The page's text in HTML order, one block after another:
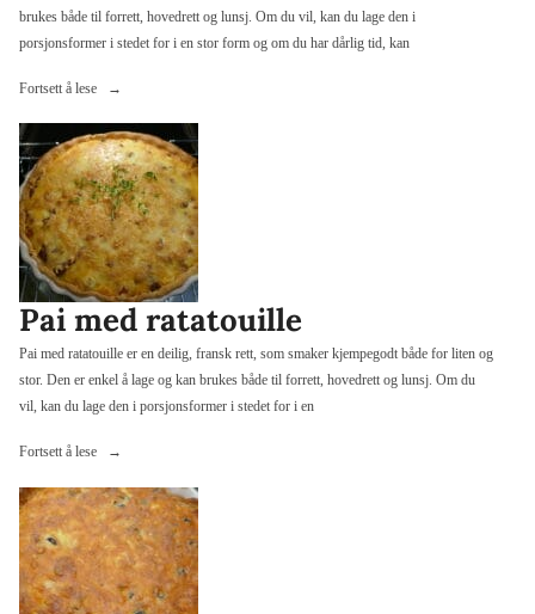
brukes både til forrett, hovedrett og lunsj. Om du vil, kan du lage den i
porsjonsformer i stedet for i en stor form og om du har dårlig tid, kan
Fortsett å lese
«Pai
middelhavssmak»
Pai med ratatouille
Pai med ratatouille er en deilig, fransk rett, som smaker kjempegodt både for liten og
stor. Den er enkel å lage og kan brukes både til forrett, hovedrett og lunsj. Om du
vil, kan du lage den i porsjonsformer i stedet for i en
Fortsett å lese
«Pai
ratatouille»